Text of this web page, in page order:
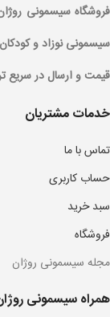
فروشگاه سیسمونی
سیسمونی نوزاد و
قیمت و ارسال در سریع
خدمات مشتریان
تماس با ما
حساب کاربری
سبد خرید
فروشگاه
مجله سیسمونی روژان
همراه سیسمونی